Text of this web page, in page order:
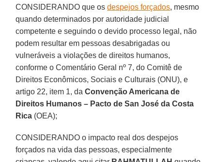
CONSIDERANDO que osdespejos forçados, mesmo
quando determinados por autoridade judicial
competente e seguindo o devido processo legal, não
podem resultar em pessoas desabrigadas ou
vulneráveis a violações de direitos humanos,
conforme o Comentário Geral nº 7, do Comitê de
Direitos Econômicos, Sociais e Culturais (ONU), e
artigo 22, item 1, da Convenção Americana de
Direitos Humanos – Pacto de San José da Costa
Rica (OEA);
CONSIDERANDO o impacto real dos despejos
forçados na vida das pessoas, especialmente